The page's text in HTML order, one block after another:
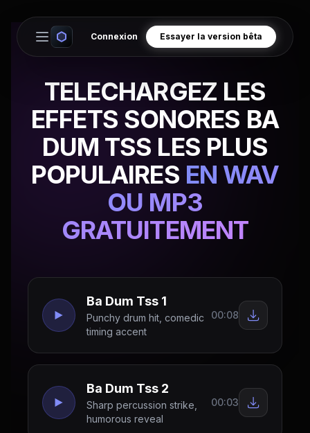
Open main menu
Connexion Essayer la version bêta
TELECHARGEZ LES
EFFETS SONORES BA
DUM TSS LES PLUS
POPULAIRES EN WAV
OU MP3
GRATUITEMENT
Ba Dum Tss 1
Punchy drum hit, comedic
timing accent
00:08
Ba Dum Tss 2
Sharp percussion strike,
humorous reveal
00:03